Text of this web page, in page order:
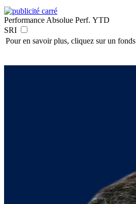
Performance Absolue Perf. YTD
SRI
Pour en savoir plus, cliquez sur un fonds